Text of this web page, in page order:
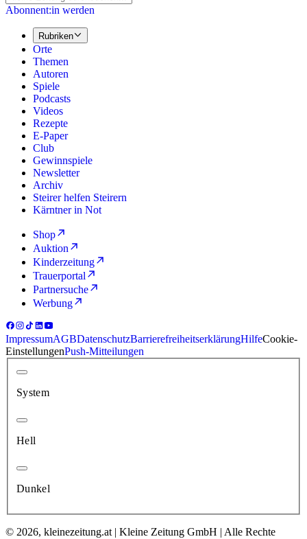
Abonnent:in werden
Rubriken
Orte
Themen
Autoren
Spiele
Podcasts
Videos
Rezepte
E-Paper
Club
Gewinnspiele
Newsletter
Archiv
Steirer helfen Steirern
Kärntner in Not
Shop
Auktion
Kinderzeitung
Trauerportal
Partnersuche
Werbung
ImpressumAGBDatenschutzBarrierefreiheitserklärungHilfeCookie-
EinstellungenPush-Mitteilungen
System
Hell
Dunkel
© 2026, kleinezeitung.at | Kleine Zeitung GmbH | Alle Rechte